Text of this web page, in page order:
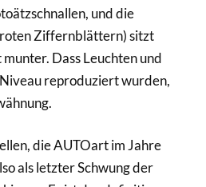
und die
Ziffernblättern) sitzt
Dass Leuchten und
reproduziert wurden,
die AUTOart im Jahre
als letzter Schwung der